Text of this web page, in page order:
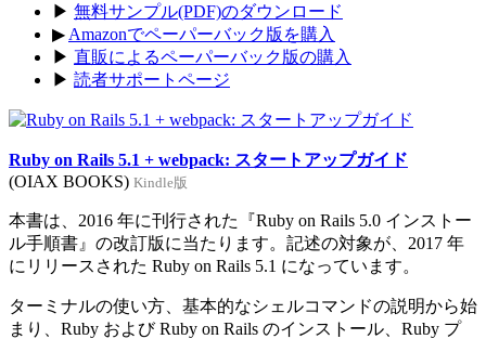
▶ 無料サンプル(PDF)のダウンロード
▶ Amazonでペーパーバック版を購入
▶ 直販によるペーパーバック版の購入
▶ 読者サポートページ
Ruby on Rails 5.1 + webpack: スタートアップガイド
(OIAX BOOKS) Kindle版
本書は、2016 年に刊行された『Ruby on Rails 5.0 インストー
ル手順書』の改訂版に当たります。記述の対象が、2017 年
にリリースされた Ruby on Rails 5.1 になっています。
ターミナルの使い方、基本的なシェルコマンドの説明から始
まり、Ruby および Ruby on Rails のインストール、Ruby プ